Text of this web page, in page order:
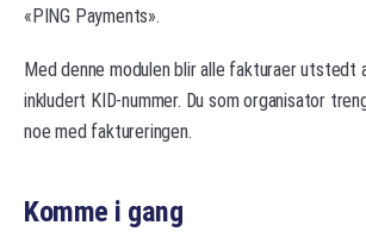
«PING Payments».
Med denne modulen blir alle fakturaer utstedt
inkludert KID-nummer. Du som organisator
noe med faktureringen.
Komme i gang